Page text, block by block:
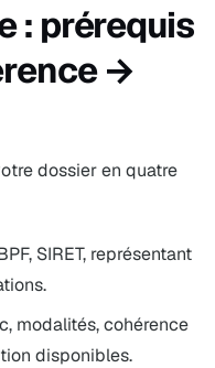
: prérequis
→
dossier en quatre
SIRET, représentant
modalités, cohérence
disponibles.